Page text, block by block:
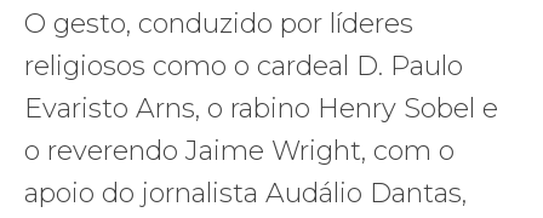
O gesto, conduzido por líderes
religiosos como o cardeal D. Paulo
Evaristo Arns, o rabino Henry Sobel e
o reverendo Jaime Wright, com o
apoio do jornalista Audálio Dantas,